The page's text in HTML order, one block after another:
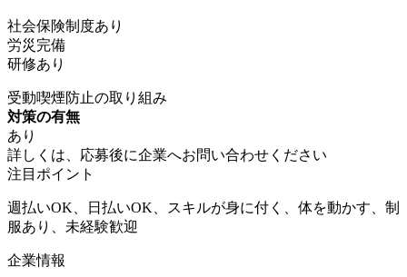
社会保険制度あり
労災完備
研修あり
受動喫煙防止の取り組み
対策の有無
あり
詳しくは、応募後に企業へお問い合わせください
注目ポイント
週払いOK、日払いOK、スキルが身に付く、体を動かす、制
服あり、未経験歓迎
企業情報